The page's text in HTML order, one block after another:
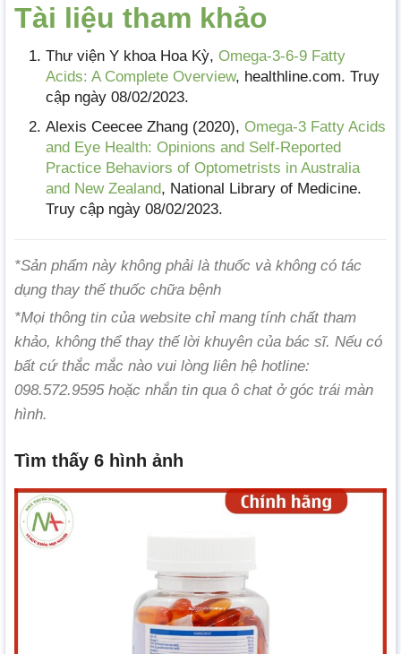
Tài liệu tham khảo
Thư viện Y khoa Hoa Kỳ, Omega-3-6-9 Fatty
Acids: A Complete Overview, healthline.com. Truy
cập ngày 08/02/2023.
Alexis Ceecee Zhang (2020), Omega-3 Fatty Acids
and Eye Health: Opinions and Self-Reported
Practice Behaviors of Optometrists in Australia
and New Zealand, National Library of Medicine.
Truy cập ngày 08/02/2023.
*Sản phẩm này không phải là thuốc và không có tác
dụng thay thế thuốc chữa bệnh
*Mọi thông tin của website chỉ mang tính chất tham
khảo, không thể thay thế lời khuyên của bác sĩ. Nếu có
bất cứ thắc mắc nào vui lòng liên hệ hotline:
098.572.9595 hoặc nhắn tin qua ô chat ở góc trái màn
hình.
Tìm thấy 6 hình ảnh